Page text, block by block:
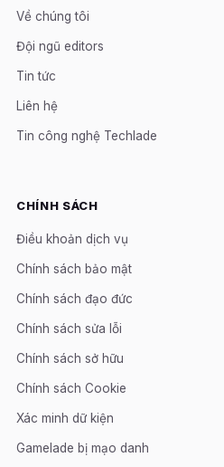
Về chúng tôi
Đội ngũ editors
Tin tức
Liên hệ
Tin công nghệ Techlade
CHÍNH SÁCH
Điều khoản dịch vụ
Chính sách bảo mật
Chính sách đạo đức
Chính sách sửa lỗi
Chính sách sở hữu
Chính sách Cookie
Xác minh dữ kiện
Gamelade bị mạo danh